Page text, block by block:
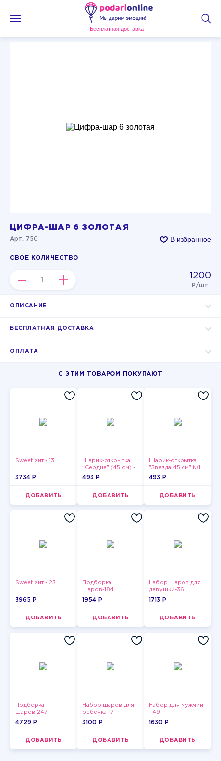
Бесплатная доставка
ЦИФРА-ШАР 6 ЗОЛОТАЯ
Арт. 750 В избранное
СВОЕ КОЛИЧЕСТВО
– + 1200
Р/шт
ОПИСАНИЕ
БЕСПЛАТНАЯ ДОСТАВКА
ОПЛАТА
С ЭТИМ ТОВАРОМ ПОКУПАЮТ
Sweet Хит - 13
3734 P
ДОБАВИТЬ
Шарик-открытка
"Сердце" (45 см) -
2
493 P
ДОБАВИТЬ
Шарик-открытка
"Звезда 45 см" №1
493 P
ДОБАВИТЬ
Sweet Хит - 23
3965 P
ДОБАВИТЬ
Подборка
шаров-184
1954 P
ДОБАВИТЬ
Набор шаров для
девушки-36
1713 P
ДОБАВИТЬ
Подборка
шаров-247
4729 P
ДОБАВИТЬ
Набор шаров для
ребенка-17
3100 P
ДОБАВИТЬ
Набор для мужчин
- 49
1630 P
ДОБАВИТЬ